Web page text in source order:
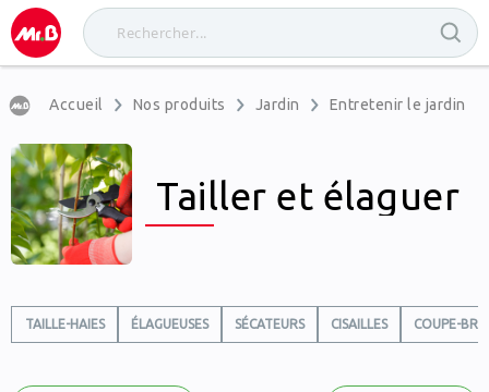
Accueil Nos produits Jardin Entretenir le jardin
Tailler et élaguer
TAILLE-HAIES ÉLAGUEUSES SÉCATEURS CISAILLES COUPE-